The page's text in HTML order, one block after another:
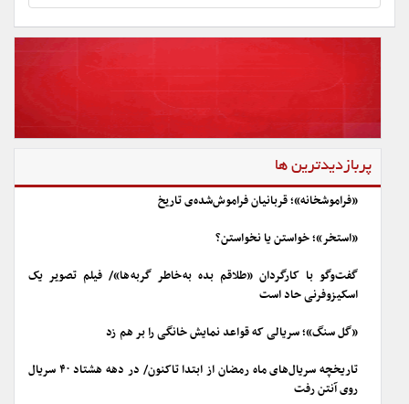
پربازدیدترین ها
«فراموشخانه»؛ قربانیان فراموش‌شده‌ی تاریخ
«استخر»؛ خواستن یا نخواستن؟
گفت‌وگو با کارگردان «طلاقم بده به خاطر گربه ها»/ فیلم تصویر یک
اسکیزوفرنی حاد است
«گل سنگ»؛ سریالی که قواعد نمایش خانگی را بر هم زد
تاریخچه سریال‌های ماه رمضان از ابتدا تاکنون/ در دهه هشتاد ۴۰ سریال
روی آنتن رفت